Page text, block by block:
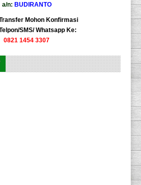
a/n: BUDIRANTO
Mohon Konfirmasi
SMS/ Whatsapp Ke:
0821 1454 3307